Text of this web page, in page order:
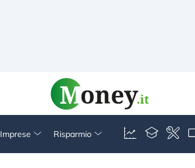
Imprese Risparmio